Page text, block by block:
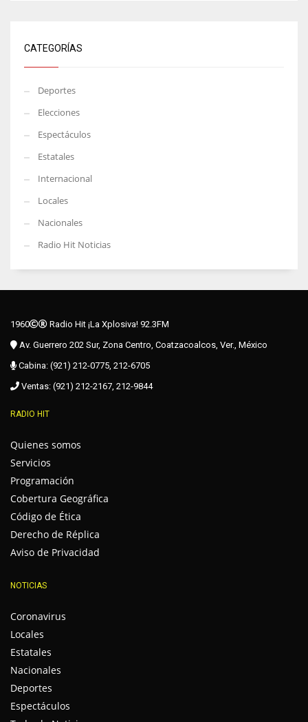
CATEGORÍAS
Deportes
Elecciones
Espectáculos
Estatales
Internacional
Locales
Nacionales
Radio Hit Noticias
1960
Radio Hit ¡La Xplosiva! 92.3FM
Av. Guerrero 202 Sur, Zona Centro, Coatzacoalcos, Ver., México
Cabina: (921) 212-0775, 212-6705
Ventas: (921) 212-2167, 212-9844
RADIO HIT
Quienes somos
Servicios
Programación
Cobertura Geográfica
Código de Ética
Derecho de Réplica
Aviso de Privacidad
NOTICIAS
Coronavirus
Locales
Estatales
Nacionales
Deportes
Espectáculos